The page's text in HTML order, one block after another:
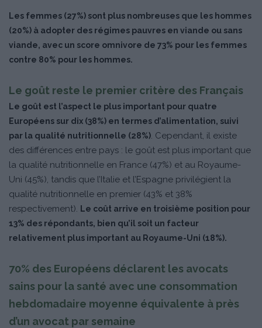
Les femmes (27%) sont plus nombreuses que les hommes
(20%) à adopter des régimes pauvres en viande ou sans
viande, avec un score omnivore de 73% pour les femmes
contre 80% pour les hommes.
Le goût reste le premier critère des Français
Le goût est l’aspect le plus important pour quatre
Européens sur dix (38%) en termes d’alimentation, suivi
par la qualité nutritionnelle (28%). Cependant, il existe
des différences entre pays : le goût est plus important que
la qualité nutritionnelle en France (47%) et au Royaume-
Uni (45%), tandis que l’Italie et l’Espagne privilégient la
qualité nutritionnelle en premier (43% et 38%
respectivement). Le coût arrive en troisième position pour
13% des répondants, bien qu’il soit un facteur
relativement plus important au Royaume-Uni (18%).
70% des Européens déclarent les avocats
sains pour la santé avec une consommation
hebdomadaire moyenne équivalente à près
d’un avocat par semaine